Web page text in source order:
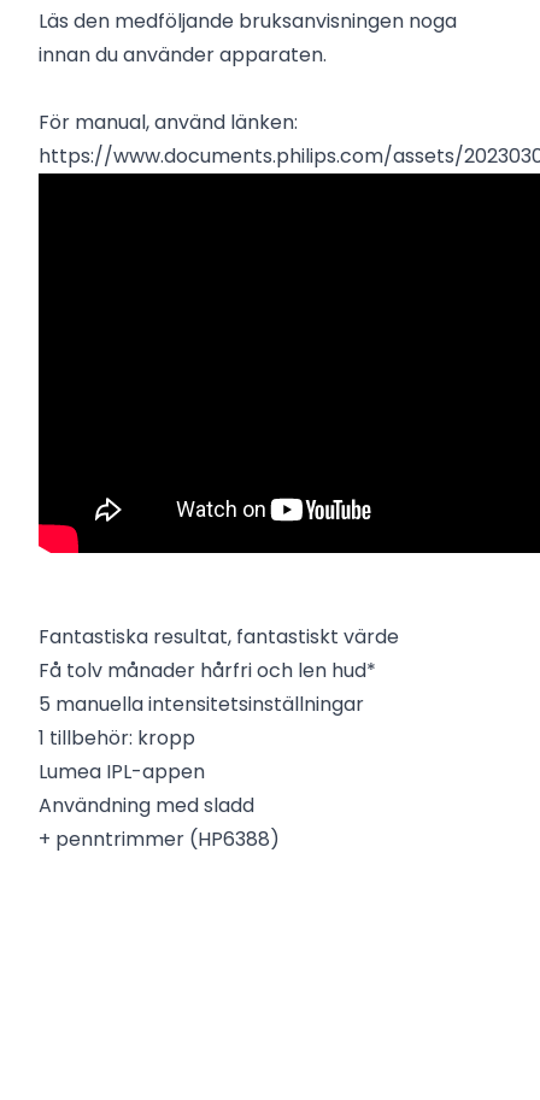
Läs den medföljande bruksanvisningen noga
innan du använder apparaten.
För manual, använd länken:
https://www.documents.philips.com/assets/
Fantastiska resultat, fantastiskt värde
Få tolv månader hårfri och len hud*
5 manuella intensitetsinställningar
1 tillbehör: kropp
Lumea IPL-appen
Användning med sladd
+ penntrimmer (HP6388)